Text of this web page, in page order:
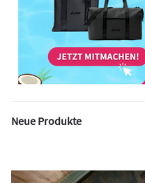
Neue Produkte